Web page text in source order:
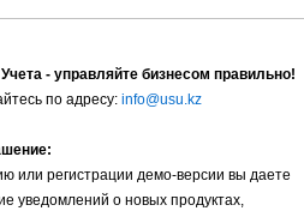
- управляйте бизнесом правильно!
по адресу: info@usu.kz
или регистрации демо-версии вы даете
уведомлений о новых продуктах,